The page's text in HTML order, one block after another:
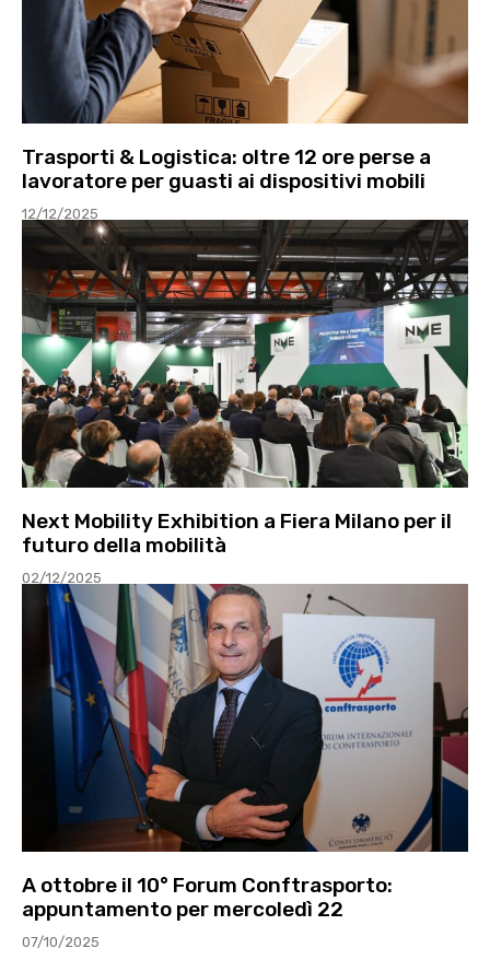
Trasporti & Logistica: oltre 12 ore perse a
lavoratore per guasti ai dispositivi mobili
12/12/2025
Next Mobility Exhibition a Fiera Milano per il
futuro della mobilità
02/12/2025
A ottobre il 10° Forum Conftrasporto:
appuntamento per mercoledì 22
07/10/2025